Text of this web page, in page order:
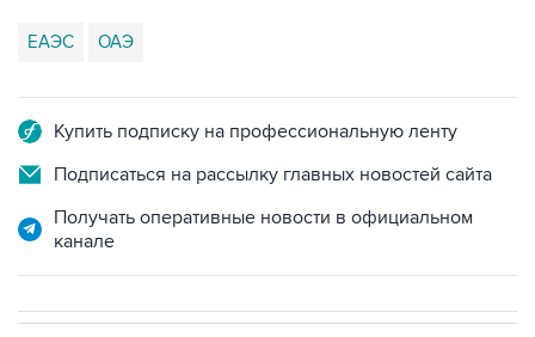
ЕАЭС ОАЭ
Купить подписку на профессиональную ленту
Подписаться на рассылку главных новостей сайта
Получать оперативные новости в официальном
канале